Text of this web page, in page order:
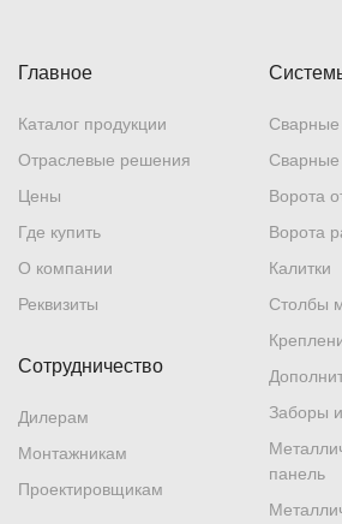
Главное
Каталог продукции
Отраслевые решения
Цены
Где купить
О компании
Реквизиты
Ворота
Ворота
Калитки
Столбы
Заборы
панель
Сотрудничество
Дилерам
Монтажникам
Проектировщикам